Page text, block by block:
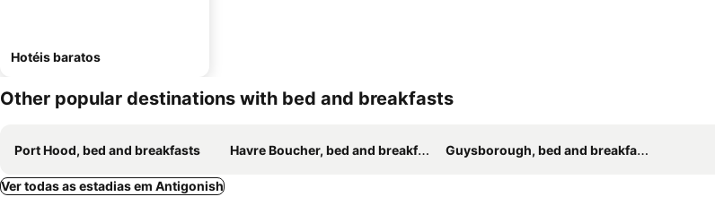
Hotéis baratos
Other popular destinations with bed and breakfasts
Port Hood, bed and breakfasts Havre Boucher, bed and breakfasts Guysborough, bed and breakfasts
Ver todas as estadias em Antigonish